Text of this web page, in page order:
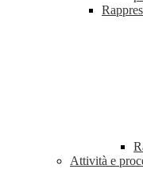
Attività e